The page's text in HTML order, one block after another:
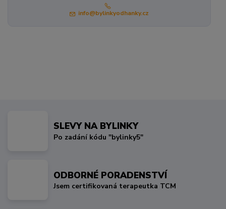
info@bylinkyodhanky.cz
SLEVY NA BYLINKY
Po zadání kódu "bylinky5"
ODBORNÉ PORADENSTVÍ
Jsem certifikovaná terapeutka TCM